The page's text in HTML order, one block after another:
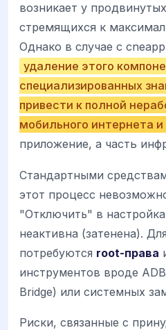
возникает у
стремящихся к
Однако в случае с
удаление этого
специализированных
привести к полной
мобильного интернета и
приложение, а часть
Стандартными
этот процесс
"Отключить" в
неактивна (затенена).
потребуются root-права
инструментов вроде
Bridge) или системных
Риски, связанные с